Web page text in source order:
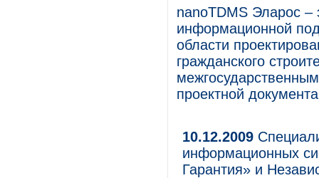
nanoTDMS Эларос –
информационной
области
гражданского
проектной
10.12.2009
информационных
Гарантия» и